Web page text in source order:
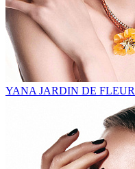
YANA JARDIN DE